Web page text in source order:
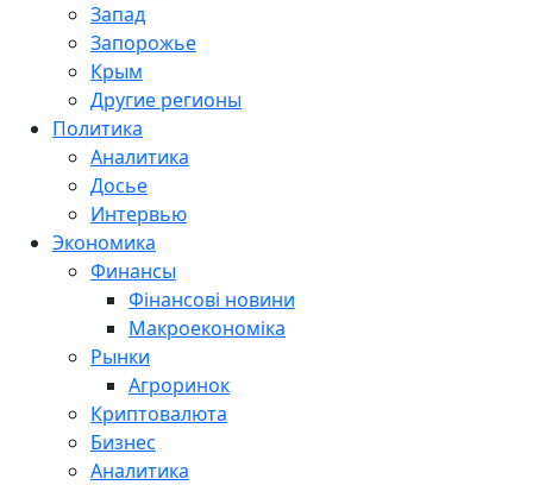
Запад
Запорожье
Крым
Другие регионы
Политика
Аналитика
Досье
Интервью
Экономика
Финансы
Фінансові новини
Макроекономіка
Рынки
Агроринок
Криптовалюта
Бизнес
Аналитика